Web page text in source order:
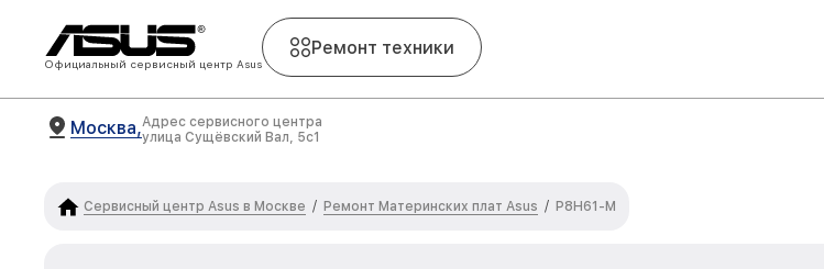
Официальный сервисный центр Asus
Ремонт техники
Москва,Адрес сервисного центра
улица Сущёвский Вал, 5с1
Сервисный центр Asus в Москве / Ремонт Материнских плат Asus / P8H61-M